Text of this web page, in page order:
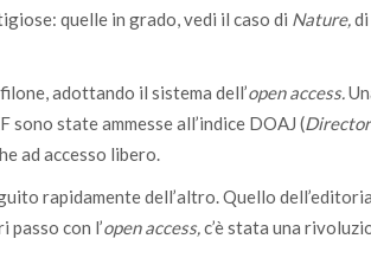
quelle in grado, vedi il caso di Nature,
adottando il sistema dell’open access.
state ammesse all’indice DOAJ (
ad accesso libero.
rapidamente dell’altro. Quello
con l’open access,c’è stata una